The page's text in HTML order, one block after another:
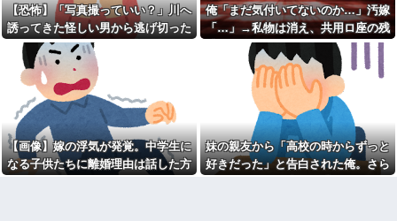
た方がいいと思うワイがおかし
いのか？
コトメ「父親役をお願い。う
ちの子がパパって呼んでもいい
よね？」旦那「それは無理」→
断った途端に大騒ぎになり…
兄が首吊った。理由はイジ
メ…俺の両親離婚で母は自サツ
し家庭崩壊→首謀者を探しだし
た俺は会社と妻子を特定→結
果、実刑受けた。子に復讐され
るだろ...
【驚愕】 新幹線じゃなく『帰
ギフテッド、ギフテッド2Eの
育て方
【無知は罪】出産月が合わな
い？妻に托卵を疑った理由がコ
レｗｗｗｗ
某アイドルの大ファンの嫁が
集めていたグッズ等を処分した
【特攻隊員の本音】「ああ
ァ、だまされちゃった。今度生
れる時はアメリカへ生れるぞ」
出撃前に残された若者たちの言
葉
海外旅行連発のトメから相次
【恐怖】「写真撮っていい？」川へ
誘ってきた怪しい男から逃げ切った
私⇒テレビに映った『衝撃の顔』に
絶句
俺「まだ気付いてないのか…」汚嫁
「…」→私物は消え、共用ロ座の残
高は653円。それでも嫁は平然とし
ていて…
【画像】嫁の浮気が発覚。中学生に
なる子供たちに離婚理由は話した方
妹の親友から「高校の時からずっと
好きだった」と告白された俺。さら